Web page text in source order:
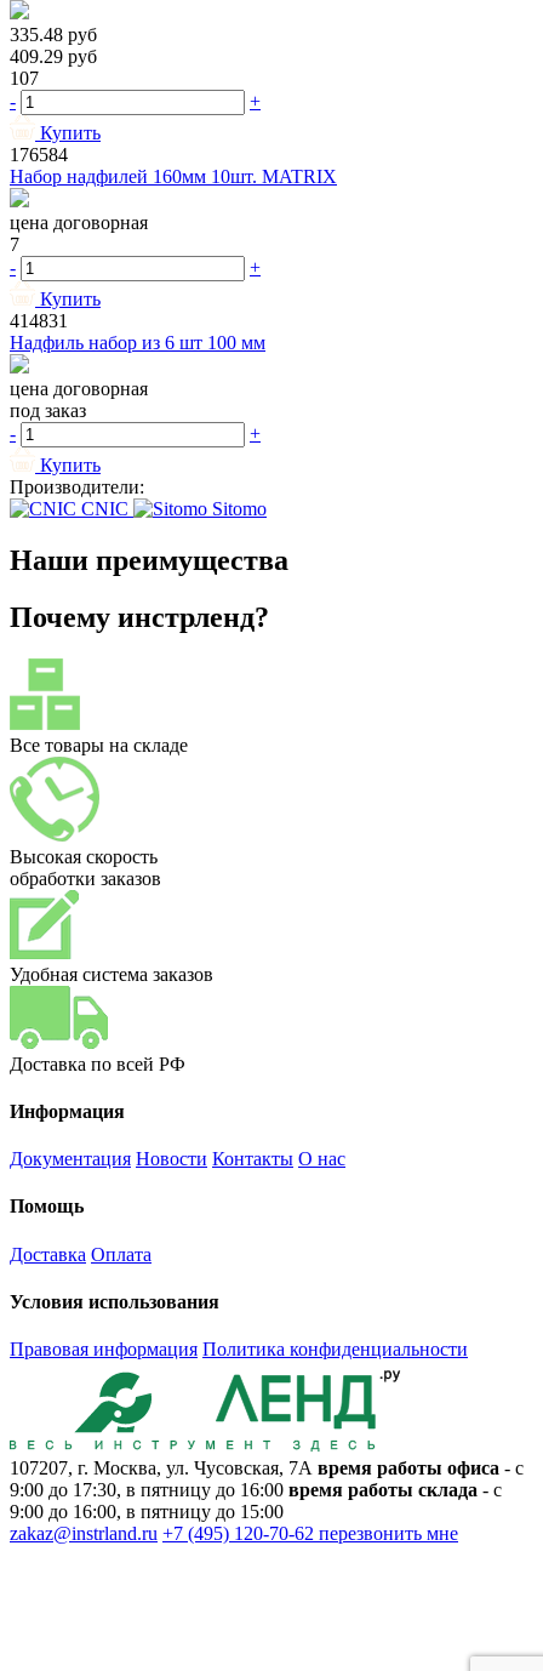
335.48 руб
409.29 руб
107
-
+
Купить
176584
Набор надфилей 160мм 10шт. MATRIX
цена договорная
7
-
+
Купить
414831
Надфиль набор из 6 шт 100 мм
цена договорная
под заказ
-
+
Купить
Производители:
CNIC
Sitomo
Наши преимущества
Почему инстрленд?
Все товары на складе
Высокая скорость
обработки заказов
Удобная система заказов
Доставка по всей РФ
Информация
Документация Новости Контакты О нас
Помощь
Доставка Оплата
Условия использования
Правовая информация Политика конфиденциальности
107207, г. Москва, ул. Чусовская, 7А время работы офиса - с
9:00 до 17:30, в пятницу до 16:00 время работы склада - с
9:00 до 16:00, в пятницу до 15:00
zakaz@instrland.ru +7 (495) 120-70-62 перезвонить мне